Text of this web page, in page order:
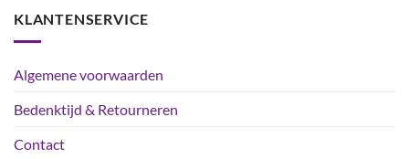
KLANTENSERVICE
Algemene voorwaarden
Bedenktijd & Retourneren
Contact